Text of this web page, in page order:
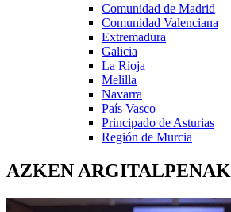
Comunidad de Madrid
Comunidad Valenciana
Extremadura
Galicia
La Rioja
Melilla
Navarra
País Vasco
Principado de Asturias
Región de Murcia
AZKEN ARGITALPENAK